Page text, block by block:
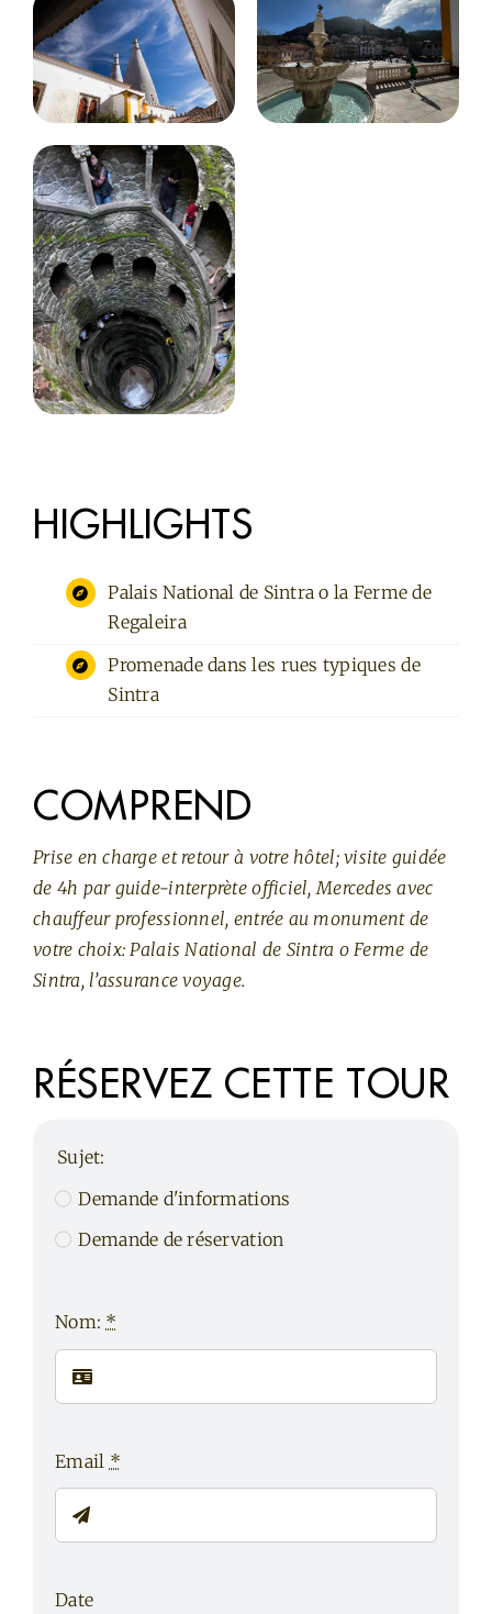
HIGHLIGHTS
Palais National de Sintra o la Ferme de
Regaleira
Promenade dans les rues typiques de
Sintra
COMPREND
Prise en charge et retour à votre hôtel; visite guidée
de 4h par guide-interprète officiel, Mercedes avec
chauffeur professionnel, entrée au monument de
votre choix: Palais National de Sintra o Ferme de
Sintra, l’assurance voyage.
RÉSERVEZ CETTE TOUR
Sujet:
Demande d'informations
Demande de réservation
Nom: *
Email *
Date